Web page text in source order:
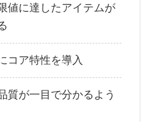
値に達したアイテムが
コア特性を導入
質が一目で分かるよう